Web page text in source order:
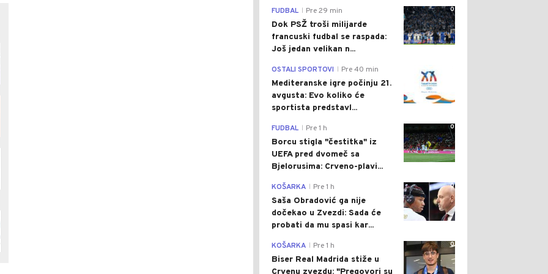
0
FUDBAL Pre 29 min
Dok PSŽ troši milijarde
francuski fudbal se raspada:
Još jedan velikan n...
OSTALI SPORTOVI Pre 40 min
Mediteranske igre počinju 21.
avgusta: Evo koliko će
sportista predstavl...
0
FUDBAL Pre 1 h
Borcu stigla "čestitka" iz
UEFA pred dvomeč sa
Bjelorusima: Crveno-plavi...
0
KOŠARKA Pre 1 h
Saša Obradović ga nije
dočekao u Zvezdi: Sada će
probati da mu spasi kar...
0
KOŠARKA Pre 1 h
Biser Real Madrida stiže u
Crvenu zvezdu: "Pregovori su